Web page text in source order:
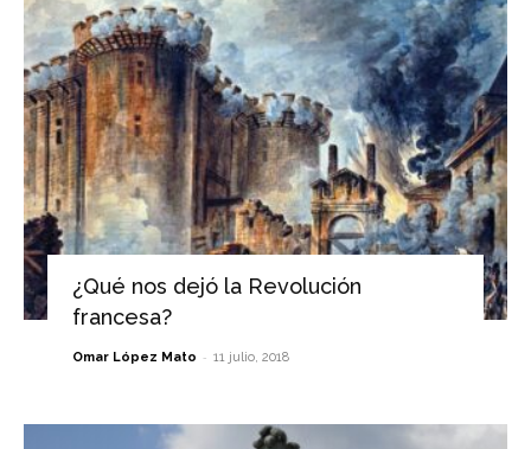
¿Qué nos dejó la Revolución
francesa?
Omar López Mato - 11 julio, 2018